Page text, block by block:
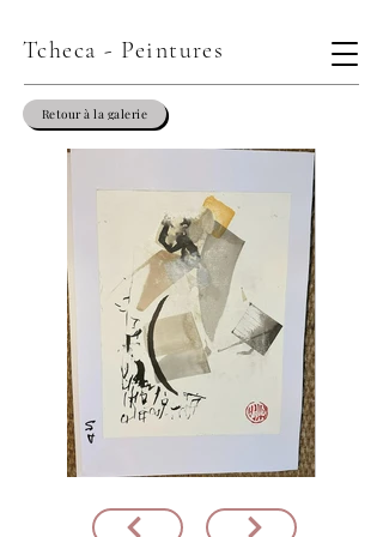
Tcheca - Peintures
Retour à la galerie